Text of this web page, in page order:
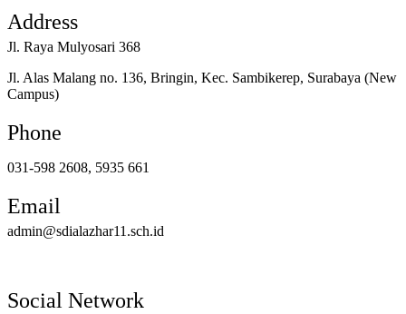
Address
Jl. Raya Mulyosari 368
Jl. Alas Malang no. 136, Bringin, Kec. Sambikerep, Surabaya (New
Campus)
Phone
031-598 2608, 5935 661
Email
admin@sdialazhar11.sch.id
Social Network